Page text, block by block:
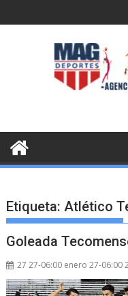
al
Etiqueta:Atlético
Goleada
27 27-06:00 enero 27-06:00